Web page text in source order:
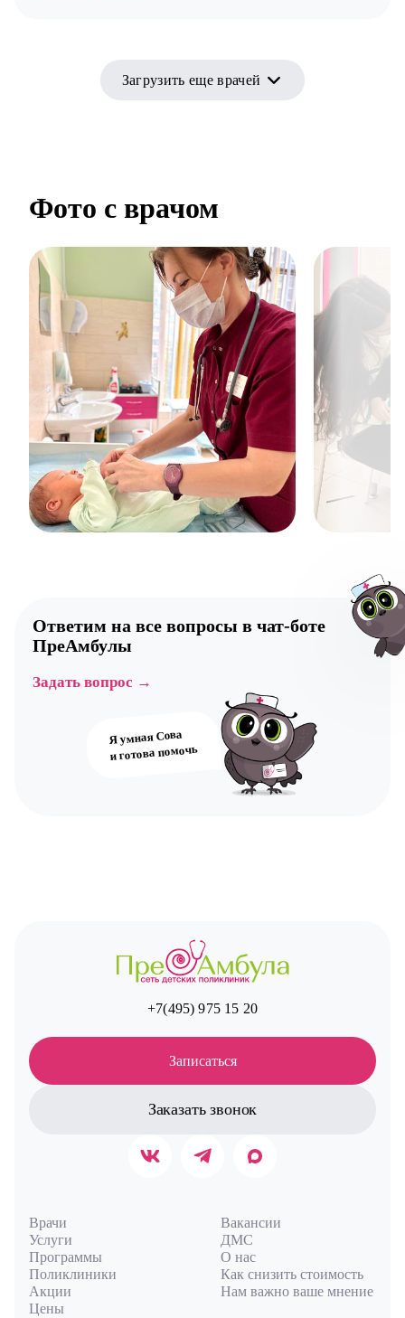
Загрузить еще врачей
Фото с врачом
Ответим на все вопросы в чат-боте
ПреАмбулы
Задать вопрос →
Я умная Сова
и готова помочь
+7(495) 975 15 20
Записаться
Заказать звонок
Врачи
Услуги
Программы
Поликлиники
Акции
Цены
Вакансии
ДМС
О нас
Как снизить стоимость
Нам важно ваше мнение